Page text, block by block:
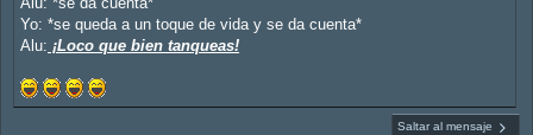
Yo: *se queda a un toque de vida y se da cuenta*
Alu: ¡Loco que bien tanqueas!
Saltar al mensaje